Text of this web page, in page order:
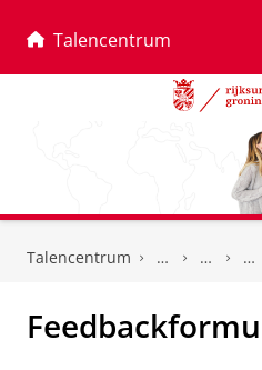
Talencentrum
Talencentrum